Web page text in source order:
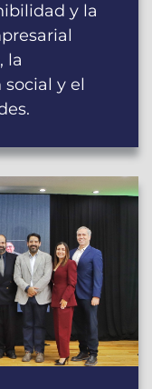
y la
la
y el